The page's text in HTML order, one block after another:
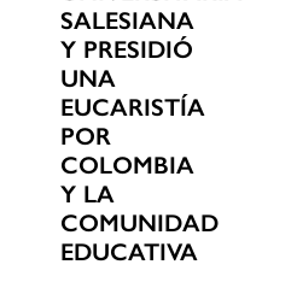
SALESIANA
Y PRESIDIÓ
UNA
EUCARISTÍA
POR
COLOMBIA
Y LA
COMUNIDAD
EDUCATIVA